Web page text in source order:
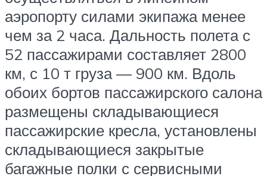
аэропорту силами экипажа менее
чем за 2 часа. Дальность полета с
52 пассажирами составляет 2800
км, с 10 т груза — 900 км. Вдоль
обоих бортов пассажирского салона
размещены складывающиеся
пассажирские кресла, установлены
складывающиеся закрытые
багажные полки с сервисными